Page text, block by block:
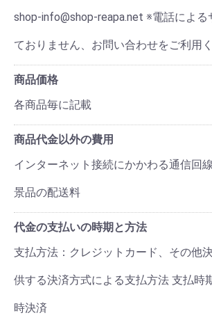
shop-info@shop-reapa.net ※電話による
ておりません、お問い合わせをご利用
商品価格
各商品毎に記載
商品代金以外の費用
インターネット接続にかかわる通信回
景品の配送料
代金の支払いの時期と方法
支払方法：クレジットカード、その他
供する決済方式による支払方法 支払時
時決済